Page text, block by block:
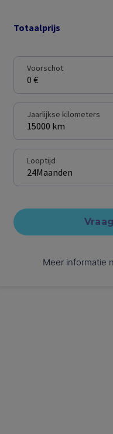
Totaalprijs
Voorschot
0 €
Jaarlijkse kilometers
15000 km
Looptijd
24Maanden
Meer informatie